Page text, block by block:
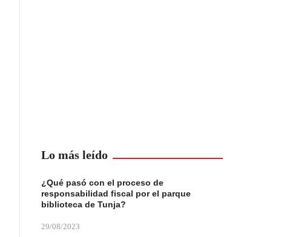
Lo más leído
¿Qué pasó con el proceso de
responsabilidad fiscal por el parque
biblioteca de Tunja?
29/08/2023